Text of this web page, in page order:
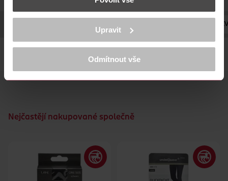
K provozu stránek, personalizaci obsahu a reklam, funkcí sociálních
médií, analýze návštěvnosti, které mohou nést osobní údaje.
Více najdete vprohlášení o ochraně osobních údajů.
Děkujeme za pochopení. >více o cookies<
Upravit
Odmítnout vše
Lehké ponožky pro optimální pohodlí. Ekologický a měkký
modal pro efekt druhé kůže. Vel. 39-42.
Nejčastějí nakupované společně